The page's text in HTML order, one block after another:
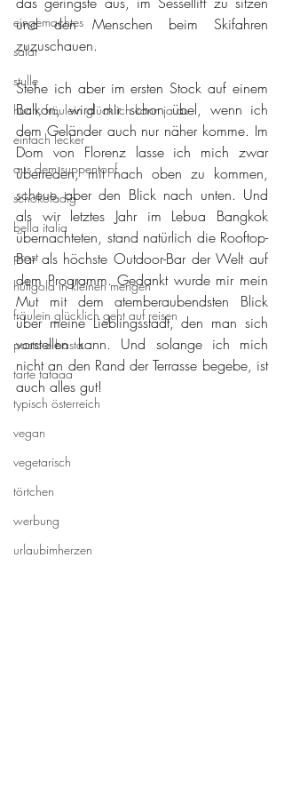
eingemachtes
salat
stulle
huch, fräulein glücklich kann ja au
einfach lecker
aus dem suppentopf
schokoladig
bella italia
prost
hüftgold in kleinen mengen
fräulein glücklich geht auf reisen
pasta e basta
tarte tataaa
typisch österreich
vegan
vegetarisch
törtchen
werbung
urlaubimherzen
und den Menschen beim Skifahren
zuzuschauen.
Stehe ich aber im ersten Stock auf einem
Balkon, wird mir schon übel, wenn ich
dem Geländer auch nur näher komme. Im
Dom von Florenz lasse ich mich zwar
überreden, mit nach oben zu kommen,
scheue aber den Blick nach unten. Und
als wir letztes Jahr im Lebua Bangkok
übernachteten, stand natürlich die Rooftop-
Bar als höchste Outdoor-Bar der Welt auf
dem Programm. Gedankt wurde mir mein
Mut mit dem atemberaubendsten Blick
über meine Lieblingsstadt, den man sich
vorstellen kann. Und solange ich mich
nicht an den Rand der Terrasse begebe, ist
auch alles gut!